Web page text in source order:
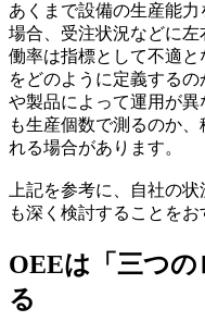
あくまで設備の生産能
場合、受注状況などに左
働率は指標として不適
をどのように定義する
や製品によって運用が
も生産個数で測るのか
れる場合があります。
上記を参考に、自社の
も深く検討することをお
OEEは「三つ
る